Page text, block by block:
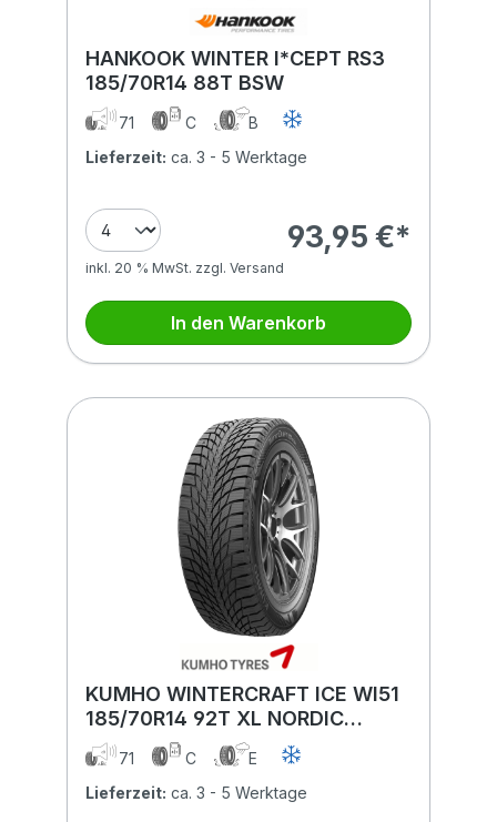
HANKOOK WINTER I*CEPT RS3
185/70R14 88T BSW
71 C
B
Lieferzeit: ca. 3 - 5 Werktage
93,95 €*
inkl. 20 % MwSt. zzgl. Versand
In den Warenkorb
KUMHO WINTERCRAFT ICE WI51
185/70R14 92T XL NORDIC
COMPOUND BSW
71 C
E
Lieferzeit: ca. 3 - 5 Werktage